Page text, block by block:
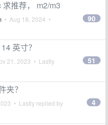
推荐， m2/m3
• Aug 18, 2024 •
90
英寸？
21, 2023 • Lastly
51
夹？
• Lastly replied by 4